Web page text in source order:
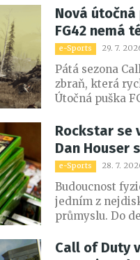
především
Nová
FG42 nemá
dominuje na
e-Sports 29. 7.
Pátá sezona
zbraň, která
Útočná puška
výbornému
hráčů má
zbraní celé
Rockstar se
Dan Houser
e-Sports 28. 7.
Budoucnost
jedním z
průmyslu. Do
který se jasně
Call of Duty